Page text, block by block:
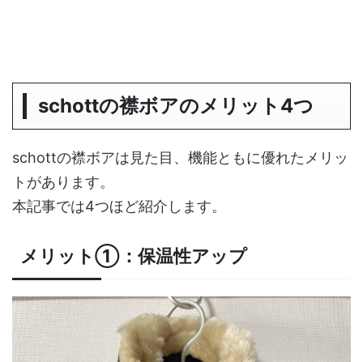
schottの襟ボアのメリット4つ
schottの襟ボアは見た目、機能ともに優れたメリッ
トがあります。
本記事では4つほど紹介します。
メリット①：保温性アップ